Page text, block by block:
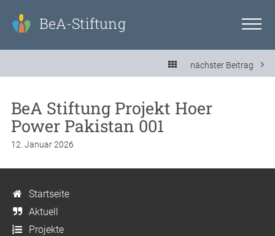
BeA-Stiftung
nächster Beitrag
BeA Stiftung Projekt Hoer
Power Pakistan 001
12. Januar 2026
Startseite
Aktuell
Projekte